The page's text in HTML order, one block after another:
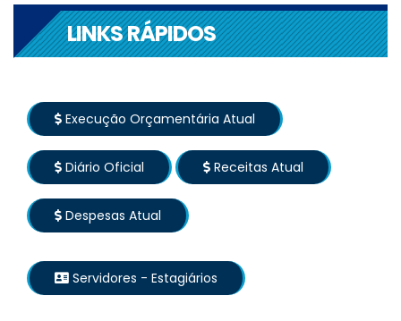
LINKS RÁPIDOS
Execução Orçamentária Atual
Diário Oficial Receitas Atual
Despesas Atual
Servidores - Estagiários